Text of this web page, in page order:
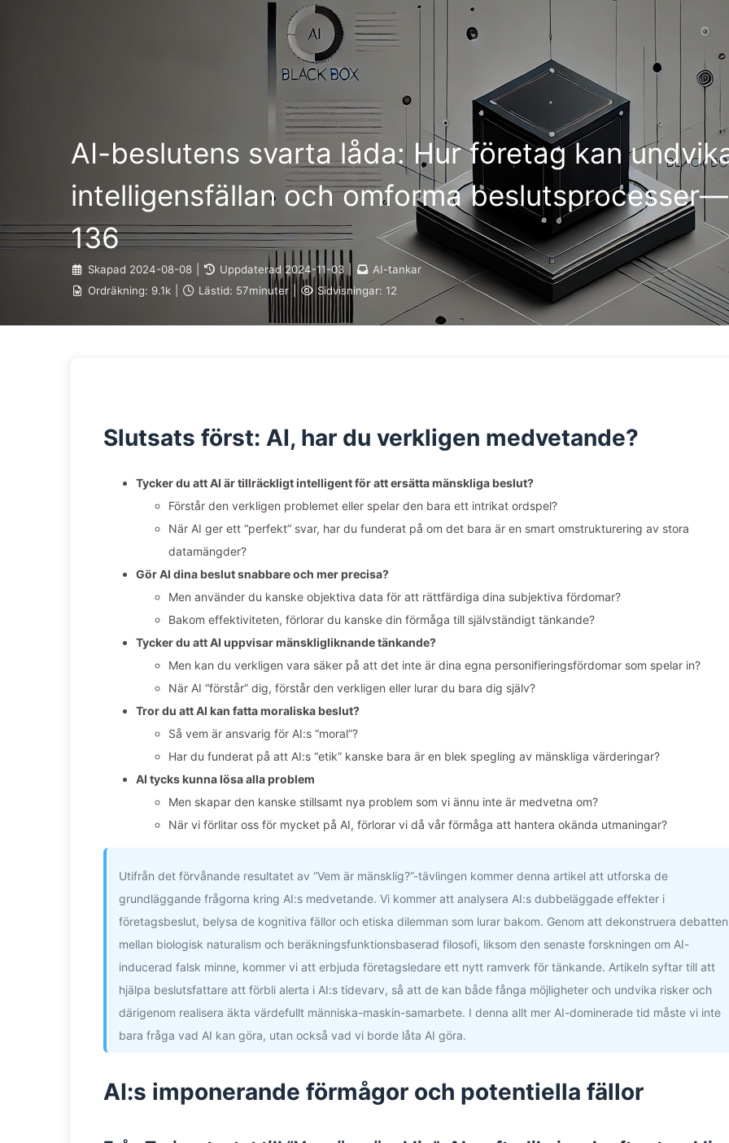
AI-beslutens svarta låda: Hur företag kan
intelligensfällan och omforma
136
Skapad 2024-08-08 Uppdaterad 2024-11-03
AI-tankar
Ordräkning: 9.1k Lästid: 57minuter Sidvisningar: 12
Slutsats först: AI, har du verkligen medvetande?
Tycker du att AI är tillräckligt intelligent för att ersätta mänskliga beslut?
Förstår den verkligen problemet eller spelar den bara ett intrikat ordspel?
När AI ger ett “perfekt” svar, har du funderat på om det bara är en smart omstrukturering av stora
datamängder?
Gör AI dina beslut snabbare och mer precisa?
Men använder du kanske objektiva data för att rättfärdiga dina subjektiva fördomar?
Bakom effektiviteten, förlorar du kanske din förmåga till självständigt tänkande?
Tycker du att AI uppvisar mänskligliknande tänkande?
Men kan du verkligen vara säker på att det inte är dina egna personifieringsfördomar som spelar in?
När AI “förstår” dig, förstår den verkligen eller lurar du bara dig själv?
Tror du att AI kan fatta moraliska beslut?
Så vem är ansvarig för AI:s “moral”?
Har du funderat på att AI:s “etik” kanske bara är en blek spegling av mänskliga värderingar?
AI tycks kunna lösa alla problem
Men skapar den kanske stillsamt nya problem som vi ännu inte är medvetna om?
När vi förlitar oss för mycket på AI, förlorar vi då vår förmåga att hantera okända utmaningar?
Utifrån det förvånande resultatet av “Vem är mänsklig?”-tävlingen kommer denna artikel att utforska de
grundläggande frågorna kring AI:s medvetande. Vi kommer att analysera AI:s dubbeläggade effekter i
företagsbeslut, belysa de kognitiva fällor och etiska dilemman som lurar bakom. Genom att dekonstruera debatten
mellan biologisk naturalism och beräkningsfunktionsbaserad filosofi, liksom den senaste forskningen om AI-
inducerad falsk minne, kommer vi att erbjuda företagsledare ett nytt ramverk för tänkande. Artikeln syftar till att
hjälpa beslutsfattare att förbli alerta i AI:s tidevarv, så att de kan både fånga möjligheter och undvika risker och
därigenom realisera äkta värdefullt människa-maskin-samarbete. I denna allt mer AI-dominerade tid måste vi inte
bara fråga vad AI kan göra, utan också vad vi borde låta AI göra.
AI:s imponerande förmågor och potentiella fällor